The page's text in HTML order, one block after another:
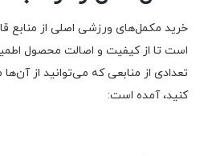
خرید مکمل‌های ورزشی اصلی از منابع
است تا از کیفیت و اصالت محصول
تعدادی از منابعی که می‌توانید از
کنید، آمده است: